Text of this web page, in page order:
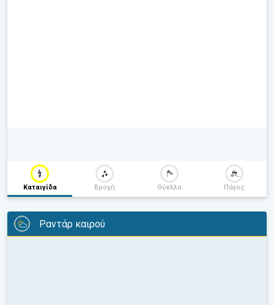
Καταιγίδα Βροχή Θύελλα Πάγος
Ραντάρ καιρού